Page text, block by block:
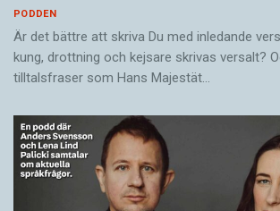
PODDEN
Är det bättre att skriva Du med inledande
kung, drottning och kejsare skrivas versalt?
tilltalsfraser som Hans Majestät…